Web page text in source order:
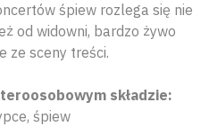
śpiew rozlega się nie
od widowni, bardzo żywo
ze sceny treści.
składzie:
śpiew